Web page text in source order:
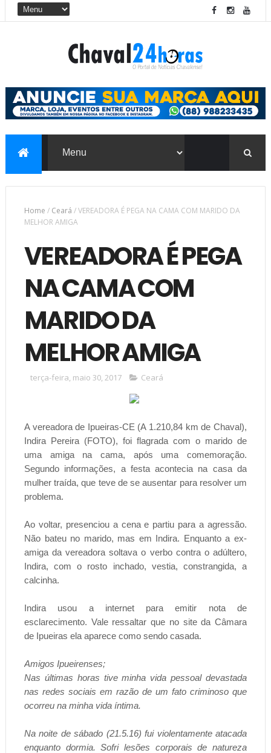
Home / Ceará /VEREADORA É PEGA NA CAMA COM MARIDO DA
MELHOR AMIGA
VEREADORA É PEGA
NA CAMA COM
MARIDO DA
MELHOR AMIGA
terça-feira, maio 30, 2017 Ceará
A vereadora de Ipueiras-CE (A 1.210,84 km de Chaval),
Indira Pereira (FOTO), foi flagrada com o marido de
uma amiga na cama, após uma comemoração.
Segundo informações, a festa acontecia na casa da
mulher traída, que teve de se ausentar para resolver um
problema.
Ao voltar, presenciou a cena e partiu para a agressão.
Não bateu no marido, mas em Indira. Enquanto a ex-
amiga da vereadora soltava o verbo contra o adúltero,
Indira, com o rosto inchado, vestia, constrangida, a
calcinha.
Indira usou a internet para emitir nota de
esclarecimento. Vale ressaltar que no site da Câmara
de Ipueiras ela aparece como sendo casada.
Amigos Ipueirenses;
Nas últimas horas tive minha vida pessoal devastada
nas redes sociais em razão de um fato criminoso que
ocorreu na minha vida íntima.
Na noite de sábado (21.5.16) fui violentamente atacada
enquanto dormia. Sofri lesões corporais de natureza